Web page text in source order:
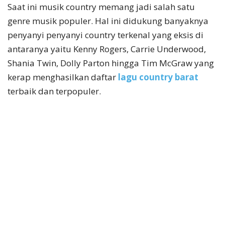
Saat ini musik country memang jadi salah satu
genre musik populer. Hal ini didukung banyaknya
penyanyi penyanyi country terkenal yang eksis di
antaranya yaitu Kenny Rogers, Carrie Underwood,
Shania Twin, Dolly Parton hingga Tim McGraw yang
kerap menghasilkan daftar lagu country barat
terbaik dan terpopuler.